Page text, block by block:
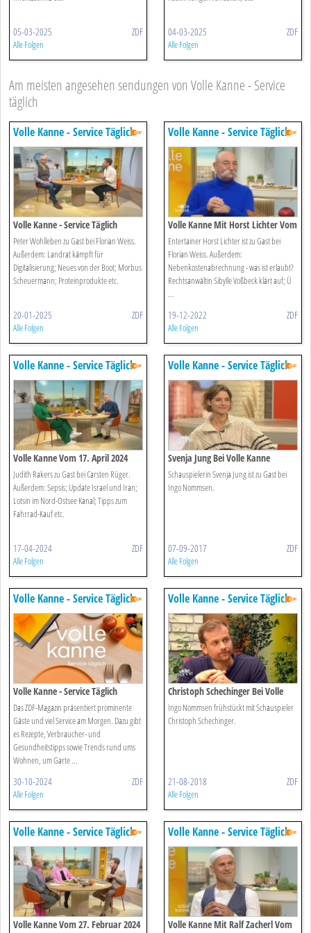
05-03-2025 ZDF
Alle Folgen
04-03-2025 ZDF
Alle Folgen
Am meisten angesehen sendungen von Volle Kanne - Service
täglich
Volle Kanne - Service Täglich
Volle Kanne - Service Täglich
Peter Wohlleben zu Gast bei Florian Weiss.
Außerdem: Landrat kämpft für
Digitalisierung; Neues von der Boot; Morbus
Scheuermann; Proteinprodukte etc.
20-01-2025 ZDF
Alle Folgen
Volle Kanne - Service Täglich
Volle Kanne Mit Horst Lichter Vom
19. Dezember 2022
Entertainer Horst Lichter ist zu Gast bei
Florian Weiss. Außerdem:
Nebenkostenabrechnung - was ist erlaubt?
Rechtsanwältin Sibylle Voßbeck klärt auf; Ü
...
19-12-2022 ZDF
Alle Folgen
Volle Kanne - Service Täglich
Volle Kanne Vom 17. April 2024
Judith Rakers zu Gast bei Carsten Rüger.
Außerdem: Sepsis; Update Israel und Iran;
Lotsin im Nord-Ostsee Kanal; Tipps zum
Fahrrad-Kauf etc.
17-04-2024 ZDF
Alle Folgen
Volle Kanne - Service Täglich
Svenja Jung Bei Volle Kanne
Schauspielerin Svenja Jung ist zu Gast bei
Ingo Nommsen.
07-09-2017 ZDF
Alle Folgen
Volle Kanne - Service Täglich
Volle Kanne - Service Täglich
Das ZDF-Magazin präsentiert prominente
Gäste und viel Service am Morgen. Dazu gibt
es Rezepte, Verbraucher- und
Gesundheitstipps sowie Trends rund ums
Wohnen, um Garte ...
30-10-2024 ZDF
Alle Folgen
Volle Kanne - Service Täglich
Christoph Schechinger Bei Volle
Kanne
Ingo Nommsen frühstückt mit Schauspieler
Christoph Schechinger.
21-08-2018 ZDF
Alle Folgen
Volle Kanne - Service Täglich
Volle Kanne Vom 27. Februar 2024
Volle Kanne - Service Täglich
Volle Kanne Mit Ralf Zacherl Vom